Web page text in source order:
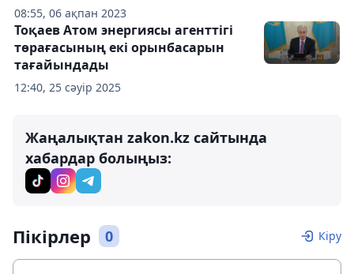
08:55, 06 ақпан 2023
12:40, 25 сәуір 2025
Тоқаев Атом энергиясы агенттігі
төрағасының екі орынбасарын
тағайындады
Жаңалықтан zakon.kz сайтында
хабардар болыңыз:
Пікірлер 0 Кіру